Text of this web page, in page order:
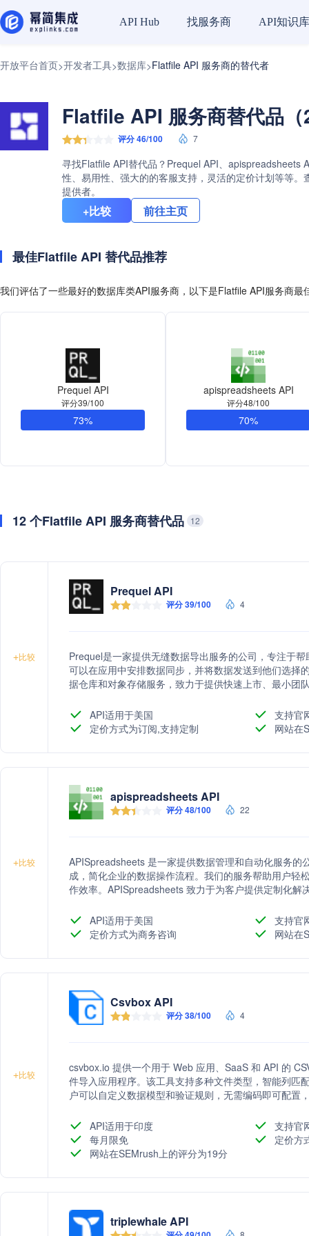
API Hub 找服务商 API知识库
开放平台首页>开发者工具>数据库>Flatfile API 服务商的替代者
Flatfile API 服务商替代品
评分 46/100 7
寻找Flatfile API替代品？Prequel API、apispreadsheets
性、易用性、强大的的客服支持，灵活的定价计划等等
提供者。
+比较 前往主页
最佳Flatfile API 替代品推荐
我们评估了一些最好的数据库类API服务商，以下是Flatfile API服务商最
Prequel API
评分39/100
73%
apispreadsheets API
评分48/100
70%
12 个Flatfile API 服务商替代品 12
+比较
Prequel API
评分 39/100 4
Prequel是一家提供无缝数据导出服务的公司，专注于
可以在应用中安排数据同步，并将数据发送到他们选择
据仓库和对象存储服务，致力于提供快速上市、最小团
API适用于美国
支持官
定价方式为订阅,支持定制
网站在
+比较
apispreadsheets API
评分 48/100 22
APISpreadsheets 是一家提供数据管理和自动化服务的
成，简化企业的数据操作流程。我们的服务帮助用户轻
作效率。APISpreadsheets 致力于为客户提供定制化解
API适用于美国
支持官
定价方式为商务咨询
网站在
+比较
Csvbox API
评分 38/100 4
csvbox.io 提供一个用于 Web 应用、SaaS 和 API 的
件导入应用程序。该工具支持多种文件类型，智能列匹
户可以自定义数据模型和验证规则，无需编码即可配置
API适用于印度
支持官
每月限免
定价方
网站在SEMrush上的评分为19分
triplewhale API